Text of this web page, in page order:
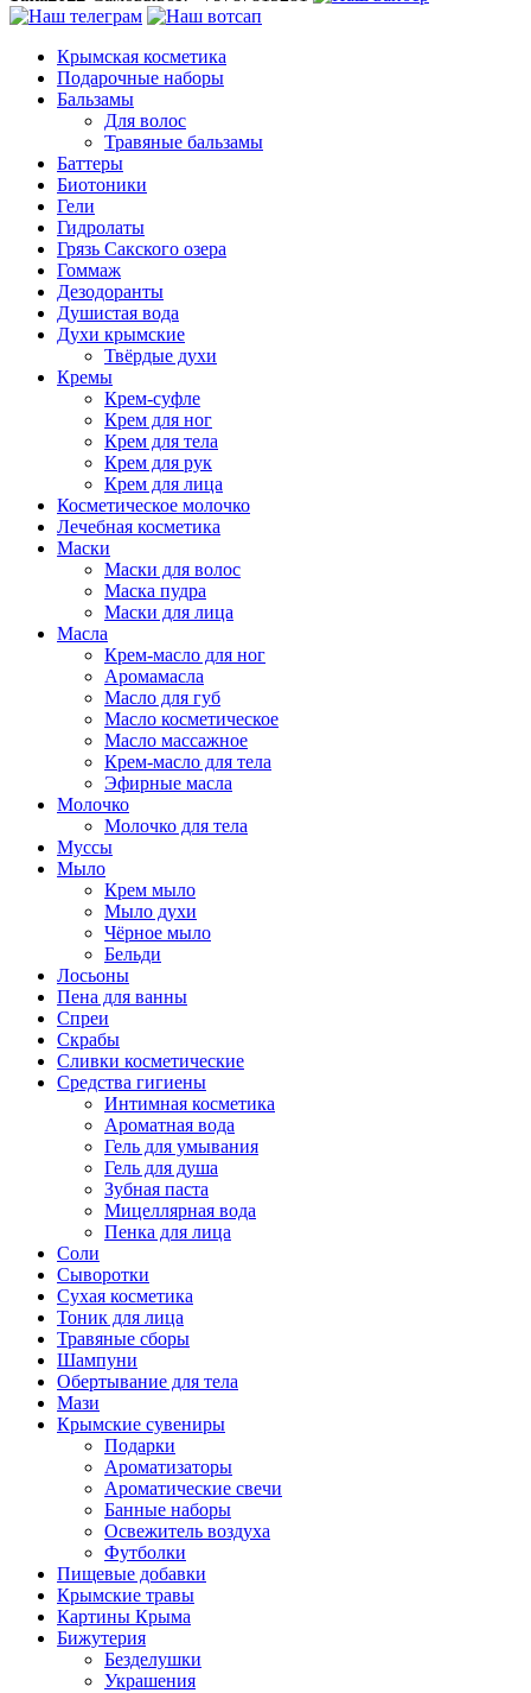
Крымская косметика
Подарочные наборы
Бальзамы
Для волос
Травяные бальзамы
Баттеры
Биотоники
Гели
Гидролаты
Грязь Сакского озера
Гоммаж
Дезодоранты
Душистая вода
Духи крымские
Твёрдые духи
Кремы
Крем-суфле
Крем для ног
Крем для тела
Крем для рук
Крем для лица
Косметическое молочко
Лечебная косметика
Маски
Маски для волос
Маска пудра
Маски для лица
Масла
Крем-масло для ног
Аромамасла
Масло для губ
Масло косметическое
Масло массажное
Крем-масло для тела
Эфирные масла
Молочко
Молочко для тела
Муссы
Мыло
Крем мыло
Мыло духи
Чёрное мыло
Бельди
Лосьоны
Пена для ванны
Спреи
Скрабы
Сливки косметические
Средства гигиены
Интимная косметика
Ароматная вода
Гель для умывания
Гель для душа
Зубная паста
Мицеллярная вода
Пенка для лица
Соли
Сыворотки
Сухая косметика
Тоник для лица
Травяные сборы
Шампуни
Обертывание для тела
Мази
Крымские сувениры
Подарки
Ароматизаторы
Ароматические свечи
Банные наборы
Освежитель воздуха
Футболки
Пищевые добавки
Крымские травы
Картины Крыма
Бижутерия
Безделушки
Украшения